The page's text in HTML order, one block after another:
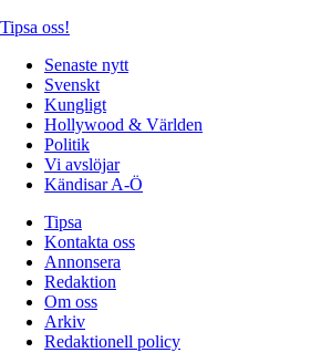
Tipsa oss!
Senaste nytt
Svenskt
Kungligt
Hollywood & Världen
Politik
Vi avslöjar
Kändisar A-Ö
Tipsa
Kontakta oss
Annonsera
Redaktion
Om oss
Arkiv
Redaktionell policy